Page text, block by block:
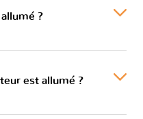
?
est allumé ?